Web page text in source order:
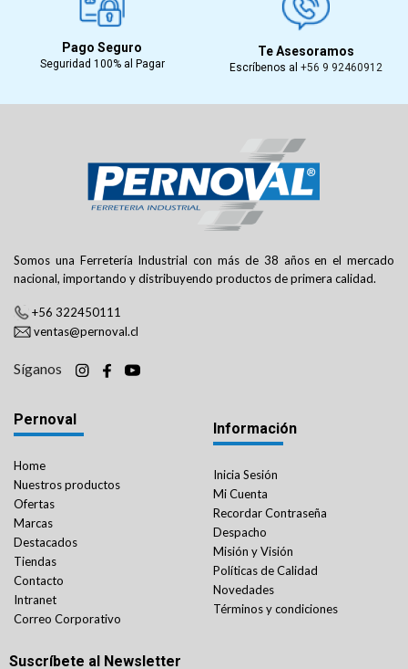
Pago Seguro
Seguridad 100% al Pagar
Te Asesoramos
Escríbenos al +56 9 92460912
Somos una Ferretería Industrial con más de 38 años en el mercado
nacional, importando y distribuyendo productos de primera calidad.
+56 322450111
ventas@pernoval.cl
Síganos
Pernoval
Home
Nuestros productos
Ofertas
Marcas
Destacados
Tiendas
Contacto
Intranet
Correo Corporativo
Información
Inicia Sesión
Mi Cuenta
Recordar Contraseña
Despacho
Misión y Visión
Políticas de Calidad
Novedades
Términos y condiciones
Suscríbete al Newsletter